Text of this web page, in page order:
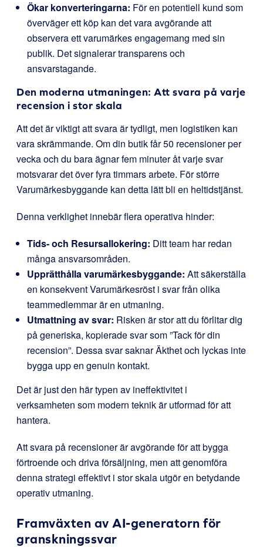
Ökar konverteringarna: För en potentiell kund som
överväger ett köp kan det vara avgörande att
observera ett varumärkes engagemang med sin
publik. Det signalerar transparens och
ansvarstagande.
Den moderna utmaningen: Att svara på varje
recension i stor skala
Att det är viktigt att svara är tydligt, men logistiken kan
vara skrämmande. Om din butik får 50 recensioner per
vecka och du bara ägnar fem minuter åt varje svar
motsvarar det över fyra timmars arbete. För större
Varumärkesbyggande kan detta lätt bli en heltidstjänst.
Denna verklighet innebär flera operativa hinder:
Tids- och Resursallokering: Ditt team har redan
många ansvarsområden.
Upprätthålla varumärkesbyggande: Att säkerställa
en konsekvent Varumärkesröst i svar från olika
teammedlemmar är en utmaning.
Utmattning av svar: Risken är stor att du förlitar dig
på generiska, kopierade svar som ”Tack för din
recension”. Dessa svar saknar Äkthet och lyckas inte
bygga upp en genuin kontakt.
Det är just den här typen av ineffektivitet i
verksamheten som modern teknik är utformad för att
hantera.
Att svara på recensioner är avgörande för att bygga
förtroende och driva försäljning, men att genomföra
denna strategi effektivt i stor skala utgör en betydande
operativ utmaning.
Framväxten av AI-generatorn för
granskningssvar